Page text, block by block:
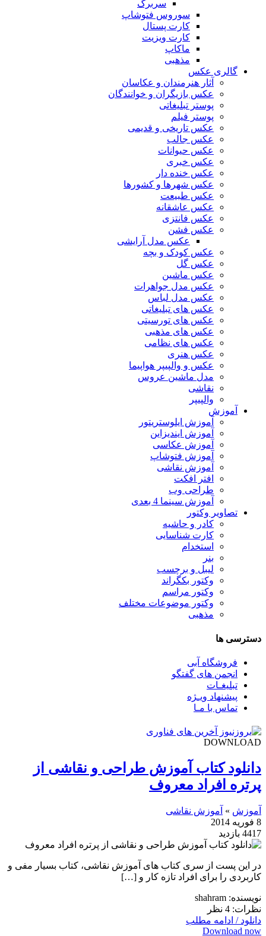
سربرگ
سوروس فتوشاپ
کارت پستال
کارت ویزیت
ماکاپ
مذهبی
گالری عکس
آثار هنرمندان و عکاسان
عکس بازیگران و خوانندگان
پوستر تبلیغاتی
پوستر فیلم
عکس تاریخی و قدیمی
عکس جالب
عکس حیوانات
عکس خبری
عکس خنده دار
عکس شهرها و کشورها
عکس طبیعت
عکس عاشقانه
عکس فانتزی
عکس فشن
عکس مدل آرایشی
عکس کودک و بچه
عکس گل
عکس ماشین
عکس مدل جواهرات
عکس مدل لباس
عکس های تبلیغاتی
عکس های تورسیتی
عکس های مذهبی
عکس های نظامی
عکس هنری
عکس و والپیپر هواپیما
مدل ماشین عروس
نقاشی
والپیپر
آموزش
آموزش ایلوستریتور
آموزش ایندیزاین
آموزش عکاسی
آموزش فتوشاپ
آموزش نقاشی
افتر افکت
طراحی وب
آموزش سینما 4 بعدی
تصاویر وکتور
کادر و حاشیه
کارت شناسایی
استخدام
بنر
لیبل و برچسب
وکتور بکگراند
وکتور مراسم
وکتور موضوعات مختلف
مذهبی
دسترسی ها
فروشگاه آبی
انجمن های گفتگو
تبلیغـات
پیشنهاد ویـژه
تماس با مـا
DOWNLOAD
دانلود کتاب آموزش طراحی و نقاشی از
پرتره افراد معروف
آموزش » آموزش نقاشی
8 فوریه 2014
4417 بازدید
در این پست از سری کتاب های آموزش نقاشی، کتاب بسیار مفی و
کاربردی را برای افراد تازه کار و […]
نویسنده: shahram
نظرات: 4 نظر
دانلود / ادامه مطلب
Download now